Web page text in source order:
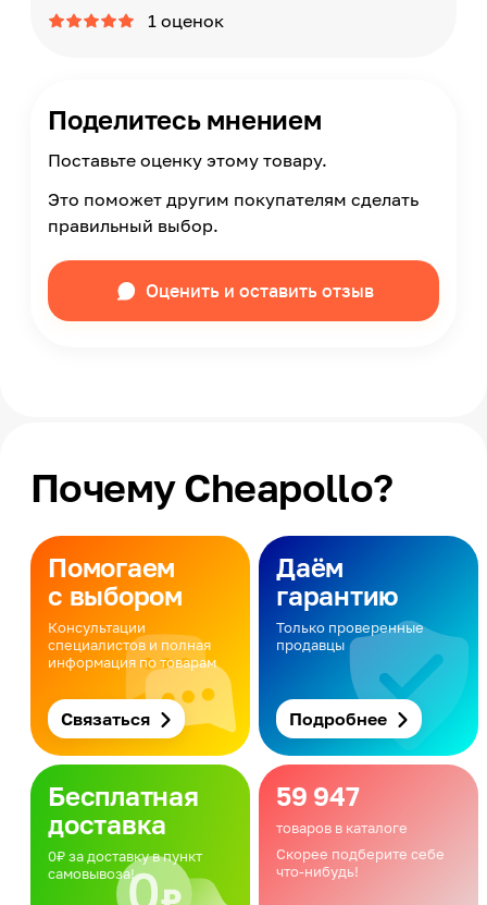
1 оценок
Поделитесь мнением
Поставьте оценку этому товару.
Это поможет другим покупателям сделать
правильный выбор.
Оценить и оставить отзыв
Почему Cheapollo?
Помогаем
с выбором
Консультации
специалистов и полная
информация по товарам
Связаться
Даём
гарантию
Только проверенные
продавцы
Подробнее
Бесплатная
доставка
0₽ за доставку в пункт
самовывоза!
59 947
товаров в каталоге
Скорее подберите себе
что-нибудь!